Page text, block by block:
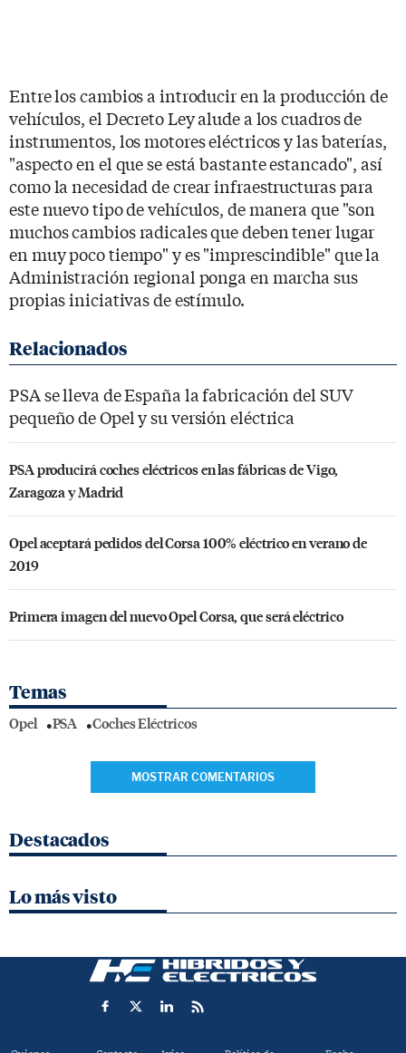
Entre los cambios a introducir en la producción de
vehículos, el Decreto Ley alude a los cuadros de
instrumentos, los motores eléctricos y las baterías,
"aspecto en el que se está bastante estancado", así
como la necesidad de crear infraestructuras para
este nuevo tipo de vehículos, de manera que "son
muchos cambios radicales que deben tener lugar
en muy poco tiempo" y es "imprescindible" que la
Administración regional ponga en marcha sus
propias iniciativas de estímulo.
PSA se lleva de España la fabricación del SUV
pequeño de Opel y su versión eléctrica
PSA producirá coches eléctricos en las fábricas de Vigo,
Zaragoza y Madrid
Opel aceptará pedidos del Corsa 100% eléctrico en verano de
2019
Primera imagen del nuevo Opel Corsa, que será eléctrico
Temas
Opel PSA Coches Eléctricos
MOSTRAR COMENTARIOS
Destacados
Lo más visto